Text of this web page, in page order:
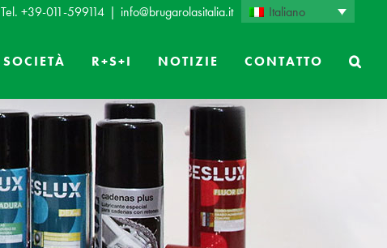
Italiano
Tel. +39-011-599114 | info@brugarolasitalia.it
SOCIETÀ R+S+I NOTIZIE CONTATTO